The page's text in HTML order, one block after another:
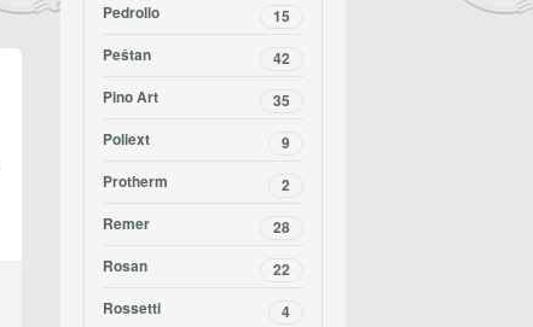
Pedrollo
15
Peštan
42
Pino Art
35
Poliext
9
Protherm
2
Remer
28
Rosan
22
Rossetti
4